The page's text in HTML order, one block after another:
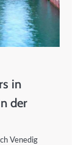
in
der
Venedig